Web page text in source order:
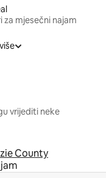
za mjesečni najam
vrijediti neke
County